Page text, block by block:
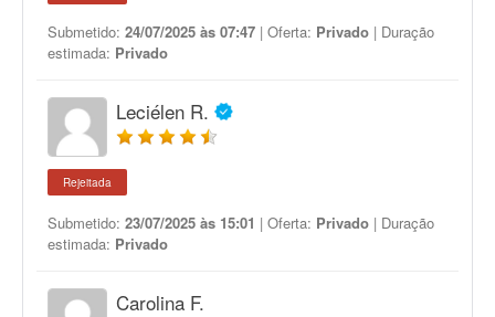
Submetido: 24/07/2025 às 07:47 | Oferta: Privado | Duração
estimada: Privado
Leciélen R.
Rejeitada
Submetido: 23/07/2025 às 15:01 | Oferta: Privado | Duração
estimada: Privado
Carolina F.